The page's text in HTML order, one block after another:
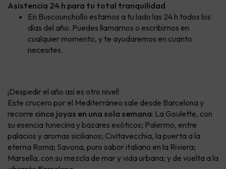
Asistencia 24 h para tu total tranquilidad
En Buscounchollo estamos a tu lado las 24 h todos los
días del año. Puedes llamarnos o escribirnos en
cualquier momento, y te ayudaremos en cuanto
necesites.
¡Despedir el año así es otro nivel!
Este crucero por el Mediterráneo sale desde Barcelona y
recorre cinco joyas en una sola semana: La Goulette, con
su esencia tunecina y bazares exóticos; Palermo, entre
palacios y aromas sicilianos; Civitavecchia, la puerta a la
eterna Roma; Savona, puro sabor italiano en la Riviera;
Marsella, con su mezcla de mar y vida urbana; y de vuelta a la